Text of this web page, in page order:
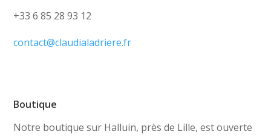
+33 6 85 28 93 12
contact@claudialadriere.fr
Boutique
Notre boutique sur Halluin, près de Lille, est ouverte